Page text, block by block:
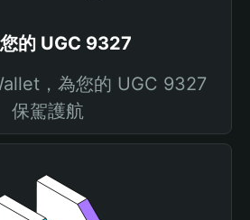
的 UGC 9327
，為您的 UGC 9327
保駕護航